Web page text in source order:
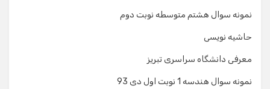
نمونه سوال هشتم متوسطه نوبت دوم
حاشیه نویسی
معرفی دانشگاه سراسری تبریز
نمونه سوال هندسه 1 نوبت اول دی 93
گفت‌وگو با دستیار هوشمند